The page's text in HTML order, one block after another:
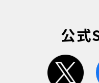
公式